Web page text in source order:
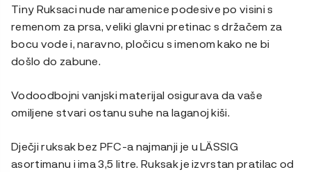
Tiny Ruksaci nude naramenice podesive po visini s
remenom za prsa, veliki glavni pretinac s držačem za
bocu vode i, naravno, pločicu s imenom kako ne bi
došlo do zabune.
Vodoodbojni vanjski materijal osigurava da vaše
omiljene stvari ostanu suhe na laganoj kiši.
Dječji ruksak bez PFC-a najmanji je u LÄSSIG
asortimanu i ima 3,5 litre. Ruksak je izvrstan pratilac od